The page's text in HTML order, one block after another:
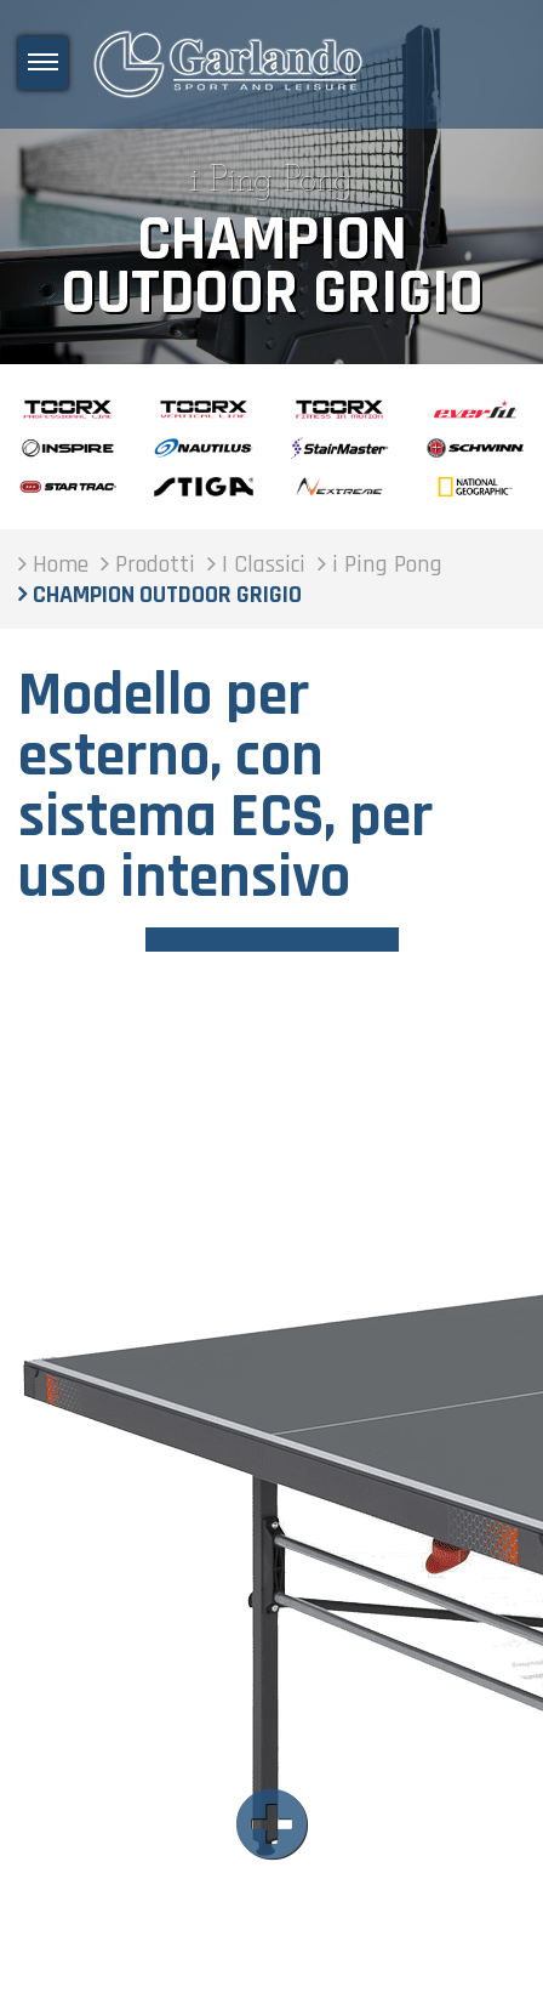
i Ping Pong
CHAMPION
OUTDOOR GRIGIO
Home Prodotti I Classici
i Ping Pong
CHAMPION OUTDOOR GRIGIO
Modello per
esterno, con
sistema ECS, per
uso intensivo